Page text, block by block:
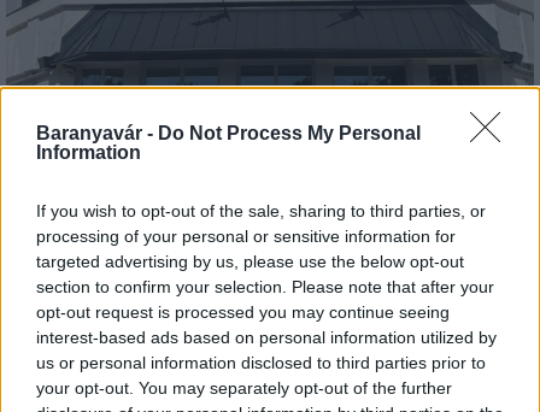
Baranyavár - Do Not Process My Personal
Information
If you wish to opt-out of the sale, sharing to third parties, or
processing of your personal or sensitive information for
targeted advertising by us, please use the below opt-out
section to confirm your selection. Please note that after your
opt-out request is processed you may continue seeing
interest-based ads based on personal information utilized by
us or personal information disclosed to third parties prior to
your opt-out. You may separately opt-out of the further
Kecskeméten is szakirányú továbbképzésekkel erősít a
Országos hírek
A lakosságra is fontos szerep hárul a